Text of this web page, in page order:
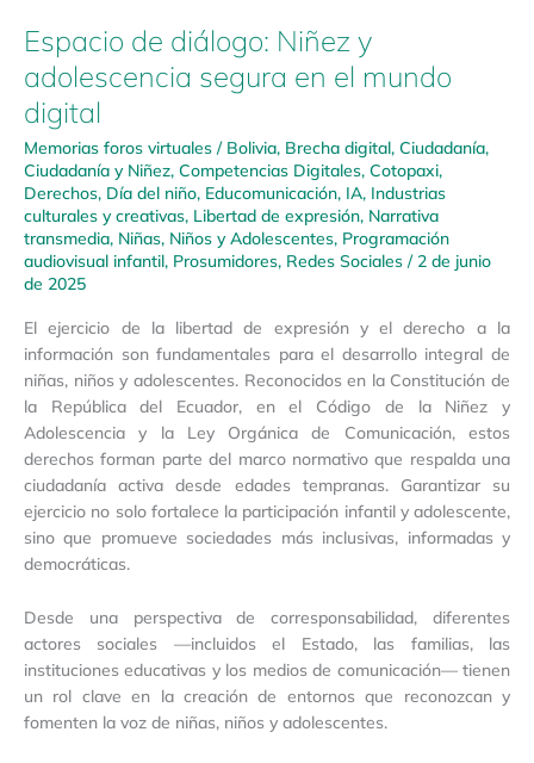
Espacio de diálogo: Niñez y
adolescencia segura en el mundo
digital
Memorias foros virtuales / Bolivia, Brecha digital, Ciudadanía,
Ciudadanía y Niñez, Competencias Digitales, Cotopaxi,
Derechos, Día del niño, Educomunicación, IA, Industrias
culturales y creativas, Libertad de expresión, Narrativa
transmedia, Niñas, Niños y Adolescentes, Programación
audiovisual infantil, Prosumidores, Redes Sociales / 2 de junio
de 2025
El ejercicio de la libertad de expresión y el derecho a la
información son fundamentales para el desarrollo integral de
niñas, niños y adolescentes. Reconocidos en la Constitución de
la República del Ecuador, en el Código de la Niñez y
Adolescencia y la Ley Orgánica de Comunicación, estos
derechos forman parte del marco normativo que respalda una
ciudadanía activa desde edades tempranas. Garantizar su
ejercicio no solo fortalece la participación infantil y adolescente,
sino que promueve sociedades más inclusivas, informadas y
democráticas.
Desde una perspectiva de corresponsabilidad, diferentes
actores sociales —incluidos el Estado, las familias, las
instituciones educativas y los medios de comunicación— tienen
un rol clave en la creación de entornos que reconozcan y
fomenten la voz de niñas, niños y adolescentes.